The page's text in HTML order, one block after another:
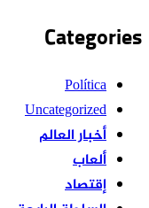
Categories
Política
Uncategorized
أخبار العالم
ألعاب
إقتصاد